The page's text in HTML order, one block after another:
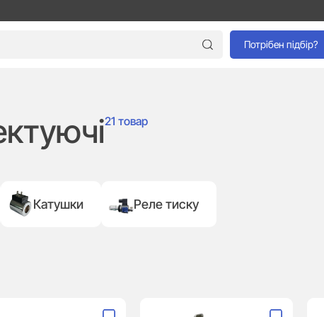
Потрібен підбір?
21 товар
Катушки Реле тиску